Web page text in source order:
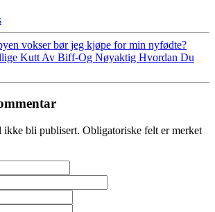
vokser bør jeg kjøpe for min nyfødte?
Kutt Av Biff-Og Nøyaktig Hvordan Du
ikke bli publisert. Obligatoriske felt er merket